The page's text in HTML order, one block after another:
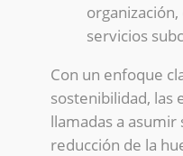
servicios
Con un enfoque
sostenibilidad, las
llamadas a asumir
reducción de la